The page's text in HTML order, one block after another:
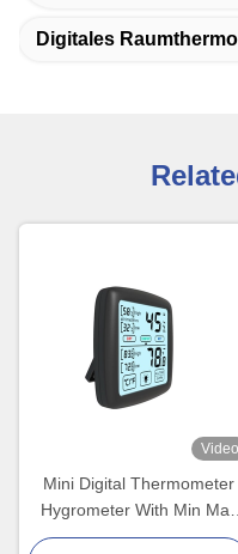
Digitales
Video
Mini Digital Thermometer
Hygrometer With Min Max
Hygrometer Memory Lcd